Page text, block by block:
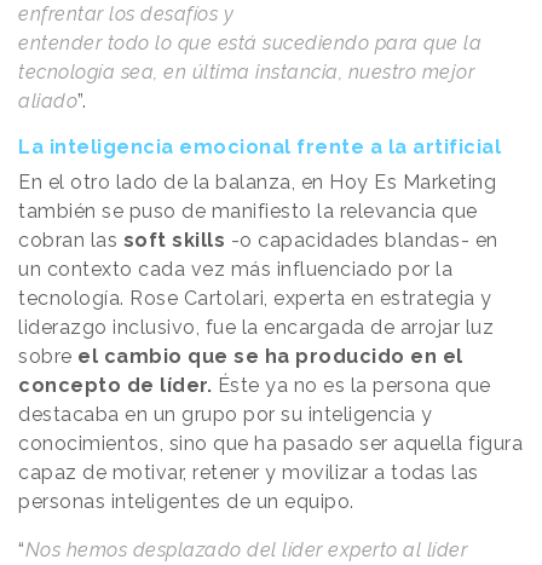
enfrentar los desafíos y
entender todo lo que está sucediendo para que la
tecnología sea, en última instancia, nuestro mejor
aliado”.
La inteligencia emocional frente a la artificial
En el otro lado de la balanza, en Hoy Es Marketing
también se puso de manifiesto la relevancia que
cobran las soft skills -o capacidades blandas- en
un contexto cada vez más influenciado por la
tecnología. Rose Cartolari, experta en estrategia y
liderazgo inclusivo, fue la encargada de arrojar luz
sobre el cambio que se ha producido en el
concepto de líder. Éste ya no es la persona que
destacaba en un grupo por su inteligencia y
conocimientos, sino que ha pasado ser aquella figura
capaz de motivar, retener y movilizar a todas las
personas inteligentes de un equipo.
“Nos hemos desplazado del líder experto al líder